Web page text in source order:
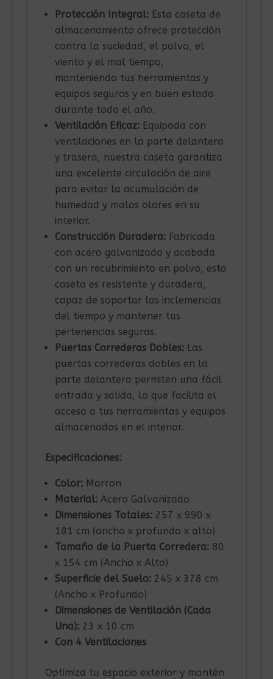
Protección Integral:Esta caseta de
almacenamiento ofrece protección
contra la suciedad, el polvo, el
viento y el mal tiempo,
manteniendo tus herramientas y
equipos seguros y en buen estado
durante todo el año.
Ventilación Eficaz:Equipada con
ventilaciones en la parte delantera
y trasera, nuestra caseta garantiza
una excelente circulación de aire
para evitar la acumulación de
humedad y malos olores en su
interior.
Construcción Duradera:Fabricada
con acero galvanizado y acabada
con un recubrimiento en polvo, esta
caseta es resistente y duradera,
capaz de soportar las inclemencias
del tiempo y mantener tus
pertenencias seguras.
Puertas Correderas Dobles:Las
puertas correderas dobles en la
parte delantera permiten una fácil
entrada y salida, lo que facilita el
acceso a tus herramientas y equipos
almacenados en el interior.
Especificaciones:
Color:Marron
Material:Acero Galvanizado
Dimensiones Totales:257 x 990 x
181 cm (ancho x profundo x alto)
Tamaño de la Puerta Corredera:80
x 154 cm (Ancho x Alto)
Superficie del Suelo:245 x 378 cm
(Ancho x Profundo)
Dimensiones de Ventilación (Cada
Una):23 x 10 cm
Con 4 Ventilaciones
Optimiza tu espacio exterior y mantén